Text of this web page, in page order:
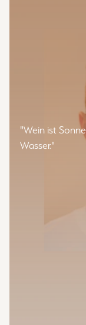
"Wein ist
Wasser."